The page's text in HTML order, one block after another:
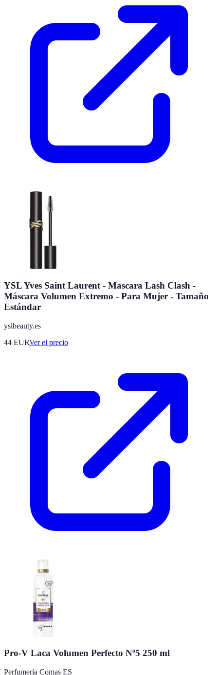
YSL Yves Saint Laurent - Mascara Lash Clash -
Máscara Volumen Extremo - Para Mujer - Tamaño
Estándar
yslbeauty.es
44 EURVer el precio
Pro-V Laca Volumen Perfecto Nº5 250 ml
Perfumería Comas ES